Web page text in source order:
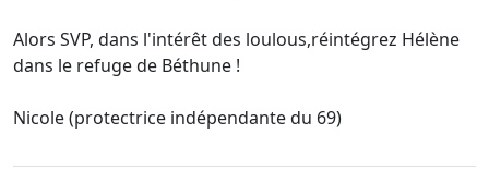
Alors SVP, dans l'intérêt des loulous,réintégrez Hélène
dans le refuge de Béthune !
Nicole (protectrice indépendante du 69)